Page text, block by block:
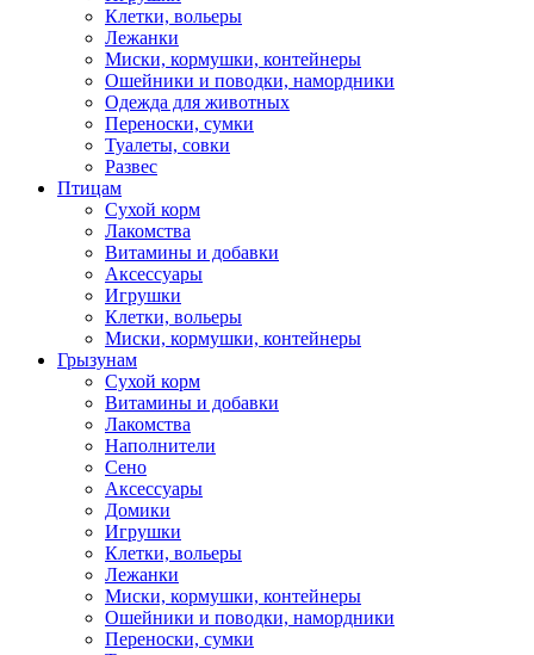
Клетки, вольеры
Лежанки
Миски, кормушки, контейнеры
Ошейники и поводки, намордники
Одежда для животных
Переноски, сумки
Туалеты, совки
Развес
Птицам
Сухой корм
Лакомства
Витамины и добавки
Аксессуары
Игрушки
Клетки, вольеры
Миски, кормушки, контейнеры
Грызунам
Сухой корм
Витамины и добавки
Лакомства
Наполнители
Сено
Аксессуары
Домики
Игрушки
Клетки, вольеры
Лежанки
Миски, кормушки, контейнеры
Ошейники и поводки, намордники
Переноски, сумки